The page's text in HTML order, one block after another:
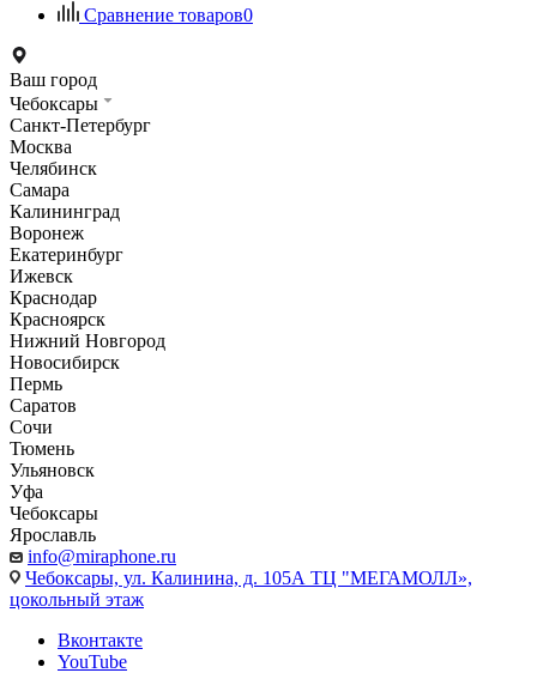
Сравнение товаров0
Ваш город
Чебоксары
Санкт-Петербург
Москва
Челябинск
Самара
Калининград
Воронеж
Екатеринбург
Ижевск
Краснодар
Красноярск
Нижний Новгород
Новосибирск
Пермь
Саратов
Сочи
Тюмень
Ульяновск
Уфа
Чебоксары
Ярославль
info@miraphone.ru
Чебоксары, ул. Калинина, д. 105А ТЦ "МЕГАМОЛЛ»,
цокольный этаж
Вконтакте
YouTube